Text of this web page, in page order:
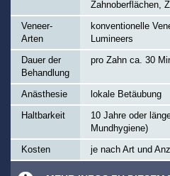
Zahnoberflächen,
Veneer-
Arten
konventionelle
Lumineers
Dauer der
Behandlung
pro Zahn ca. 30
Anästhesie
lokale Betäubung
Haltbarkeit
10 Jahre oder
Mundhygiene)
Kosten
je nach Art und